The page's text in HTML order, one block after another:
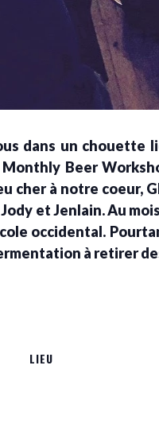
dans un chouette
Beer
cher à notre coeur,
et Jenlain. Au mois
occidental.
à retirer
LIEU